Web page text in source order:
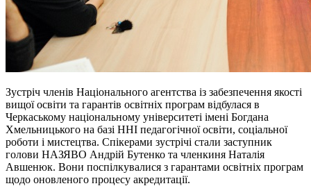
Зустріч членів Національного агентства із забезпечення якості
вищої освіти та гарантів освітніх програм відбулася в
Черкаському національному університеті імені Богдана
Хмельницького на базі ННІ педагогічної освіти, соціальної
роботи і мистецтва. Спікерами зустрічі стали заступник
голови НАЗЯВО Андрій Бутенко та членкиня Наталія
Авшенюк. Вони поспілкувалися з гарантами освітніх програм
щодо оновленого процесу акредитації.